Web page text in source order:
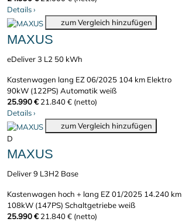
Details›
zum Vergleich hinzufügen
MAXUS
eDeliver 3 L2 50 kWh
Kastenwagen lang EZ 06/2025 104 km Elektro
90kW (122PS) Automatikweiß
25.990 € 21.840 € (netto)
Details›
zum Vergleich hinzufügen
D
MAXUS
Deliver 9 L3H2 Base
Kastenwagen hoch + lang EZ 01/2025 14.240 km
108kW (147PS) Schaltgetriebeweiß
25.990 € 21.840 € (netto)